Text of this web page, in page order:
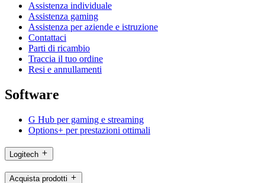
Assistenza individuale
Assistenza gaming
Assistenza per aziende e istruzione
Contattaci
Parti di ricambio
Traccia il tuo ordine
Resi e annullamenti
Software
G Hub per gaming e streaming
Options+ per prestazioni ottimali
Logitech
Acquista prodotti